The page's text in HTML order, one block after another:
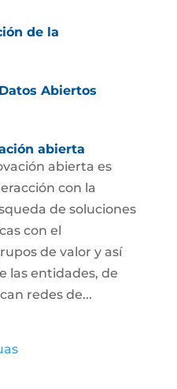
de la
Abiertos
abierta
abierta es
con la
de soluciones
con el
de valor y así
las entidades, de
redes de...